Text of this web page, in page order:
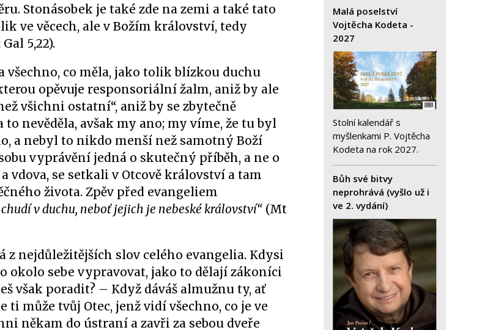
Stonásobek je také zde na zemi a také tato
ve věcech, ale v Božím království, tedy
5,22).
všechno, co měla, jako tolik blízkou duchu
opěvuje responsoriální žalm, aniž by ale
všichni ostatní“, aniž by se zbytečně
nevěděla, avšak my ano; my víme, že tu byl
a nebyl to nikdo menší než samotný Boží
vyprávění jedná o skutečný příběh, a ne o
vdova, se setkali v Otcově království a tam
života. Zpěv před evangeliem
v duchu, neboť jejich je nebeské království“ (Mt
nejdůležitějších slov celého evangelia. Kdysi
okolo sebe vypravovat, jako to dělají zákoníci
však poradit? – Když dáváš almužnu ty, ať
může tvůj Otec, jenž vidí všechno, co je ve
někam do ústraní a zavři za sebou dveře
Malá poselství
Vojtěcha Kodeta -
2027
Stolní kalendář s
myšlenkami P. Vojtěcha
Kodeta na rok 2027.
Bůh své bitvy
neprohrává (vyšlo už i
ve 2. vydání)